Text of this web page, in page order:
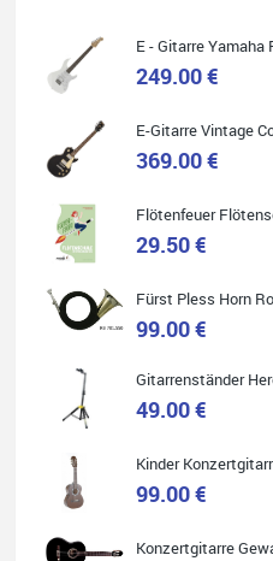
Quelle: Google-Rezension
Helene Balluff
Das Musikhaus Stöppel ist super!
Ich habe eine Westerngitarre
Die Qualität und das Preis-
Die Beratung und der Service
möchte.
Quelle: Google-Rezension
249.00 €
E-Gitarre Vintage
369.00 €
Flötenfeuer
29.50 €
Fürst Pless Horn
99.00 €
Gitarrenständer
49.00 €
99.00 €